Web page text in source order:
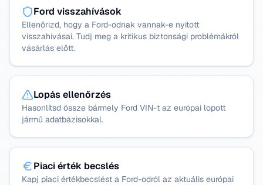
Ford visszahívások
Ellenőrizd, hogy a Ford-odnak vannak-e nyitott
visszahívásai. Tudj meg a kritikus biztonsági problémákról
vásárlás előtt.
Lopás ellenőrzés
Hasonlítsd össze bármely Ford VIN-t az európai lopott
jármű adatbázisokkal.
Piaci érték becslés
Kapj piaci értékbecslést a Ford-odról az aktuális európai